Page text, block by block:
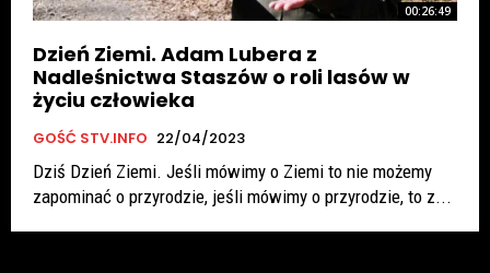
00:26:49
Dzień Ziemi. Adam Lubera z
Nadleśnictwa Staszów o roli lasów w
życiu człowieka
GOŚĆ STV.INFO 22/04/2023
Dziś Dzień Ziemi. Jeśli mówimy o Ziemi to nie możemy
zapominać o przyrodzie, jeśli mówimy o przyrodzie, to z...